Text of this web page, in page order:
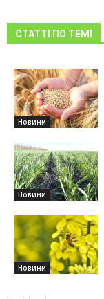
СТАТТІ ПО ТЕМІ
Новини
Новини
Новини